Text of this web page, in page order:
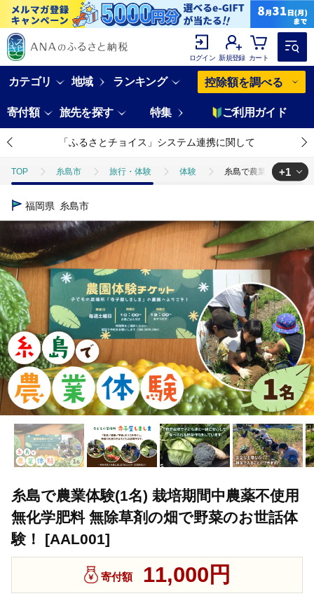
ログイン 新規登録 カート
カテゴリ 地域 ランキング 控除額を調べる
寄付額 旅先を探す 特集 ご利用ガイド
「ふるさとチョイス」システム連携に関して
TOP 糸島市 旅行・体験 体験 糸島で農業体験(1名)
TOP
+1
福岡県 糸島市
糸島で農業体験(1名) 栽培期間中農薬不使用
無化学肥料 無除草剤の畑で野菜のお世話体
験！ [AAL001]
寄付額 11,000円